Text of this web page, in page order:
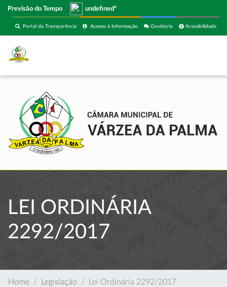
Previsão do Tempo undefinedº
Acessibilidade
Ouvidoria
Acesso à Informação
Portal da Transparência
LEI ORDINÁRIA
2292/2017
Home Legislação Lei Ordinária 2292/2017